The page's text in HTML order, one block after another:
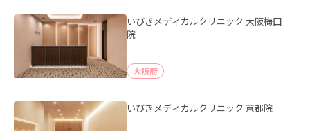
いびきメディカルクリニック 大阪梅田
院
大阪府
いびきメディカルクリニック 京都院